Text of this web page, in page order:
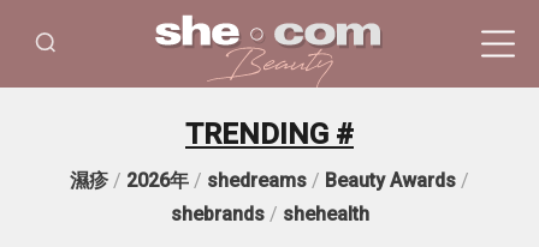
TRENDING #
濕疹 / 2026年 / shedreams / Beauty Awards /
shebrands/ shehealth